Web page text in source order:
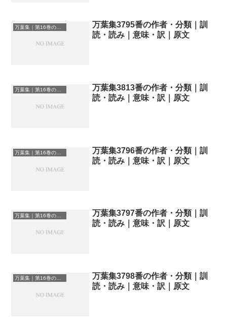
万葉集｜第16巻の和歌一覧
万葉集3795番の作者・分類｜訓
読・読み｜意味・訳｜原文
万葉集｜第16巻の和歌一覧
万葉集3813番の作者・分類｜訓
読・読み｜意味・訳｜原文
万葉集｜第16巻の和歌一覧
万葉集3796番の作者・分類｜訓
読・読み｜意味・訳｜原文
万葉集｜第16巻の和歌一覧
万葉集3797番の作者・分類｜訓
読・読み｜意味・訳｜原文
万葉集｜第16巻の和歌一覧
万葉集3798番の作者・分類｜訓
読・読み｜意味・訳｜原文